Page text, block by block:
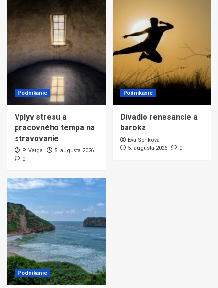
Podnikanie
Vplyv stresu a
pracovného tempa na
stravovanie
P. Varga
5. augusta 2026
0
Podnikanie
Divadlo renesancie a
baroka
Eva Senková
5. augusta 2026
0
Podnikanie